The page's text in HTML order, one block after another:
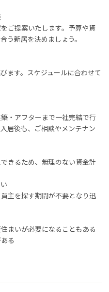
ご提案いたします。予算や資
う新居を決めましょう。
ます。スケジュールに合わせて
・アフターまで一社完結で行
居後も、ご相談やメンテナン
きるため、無理のない資金計
主を探す期間が不要となり迅
まいが必要になることもある
る